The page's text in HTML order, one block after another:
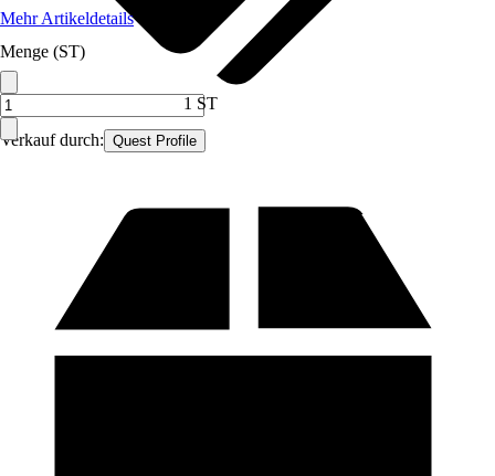
Verkauf durch: Quest Profile
Mehr Artikeldetails
Menge (ST)
1 ST